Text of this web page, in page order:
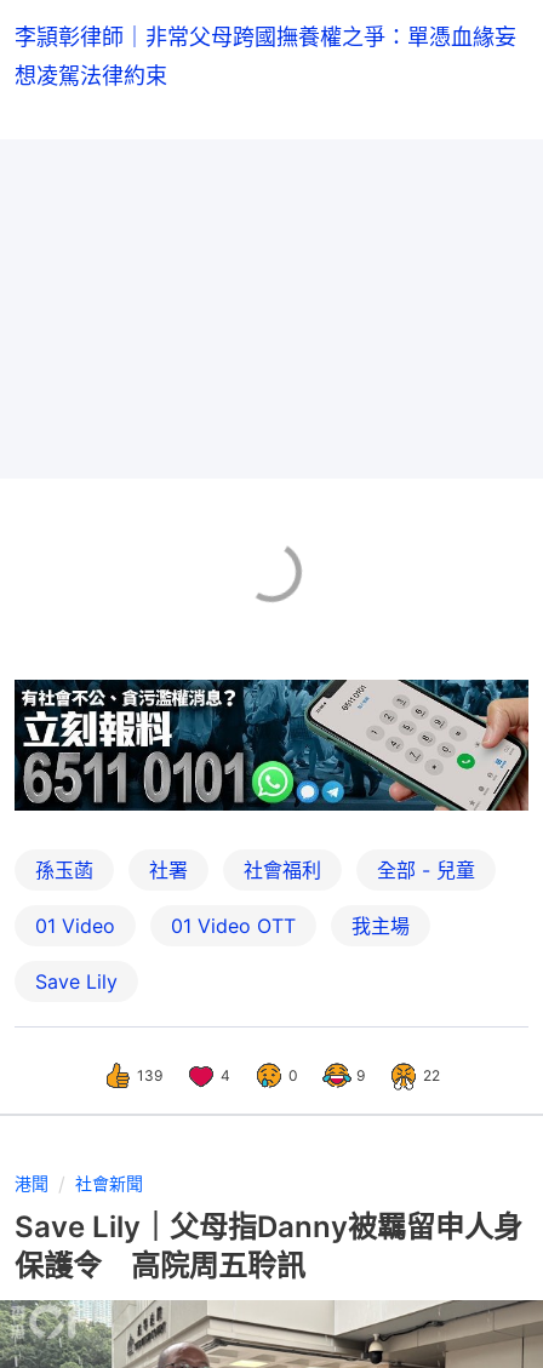
李頴彰律師｜非常父母跨國撫養權之爭：單憑血緣妄
想凌駕法律約束
孫玉菡 社署 社會福利 全部 - 兒童
01 Video 01‌ ‌Video‌ ‌OTT 我主場
Save Lily
139 4 0 9 22
港聞 社會新聞
Save Lily｜父母指Danny被羈留申人身
保護令 高院周五聆訊